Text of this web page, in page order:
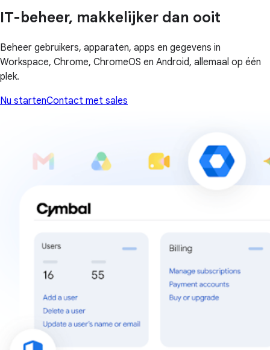
IT-beheer, makkelijker dan ooit
Beheer gebruikers, apparaten, apps en gegevens in
Workspace, Chrome, ChromeOS en Android, allemaal op één
plek.
Nu startenContact met sales